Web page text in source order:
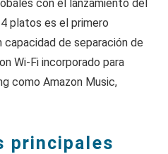
con el lanzamiento del
platos es el primero
de separación de
Wi-Fi incorporado para
como Amazon Music,
principales